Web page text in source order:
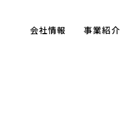
会社情報 事業紹介